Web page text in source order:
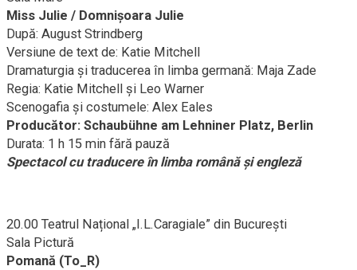
Miss Julie / Domnișoara Julie
După: August Strindberg
Versiune de text de: Katie Mitchell
Dramaturgia și traducerea în limba germană: Maja Zade
Regia: Katie Mitchell și Leo Warner
Scenogafia şi costumele: Alex Eales
Producător: Schaubühne am Lehniner Platz, Berlin
Durata: 1 h 15 min fără pauză
Spectacol cu traducere în limba română și engleză
20.00 Teatrul Național „I.L.Caragiale” din București
Sala Pictură
Pomană (To_R)